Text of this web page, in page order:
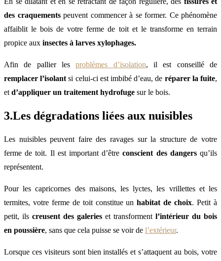
des craquementspeuvent commencer à se former. Ce phénomène
affaiblit le bois de votre ferme de toit et le transforme en terrain
propice aux insectes à larves xylophages.
Afin de pallier lesproblèmes d’isolation, il est conseillé de
remplacer l’isolantsi celui-ci est imbibé d’eau, de réparer la fuite,
etd’appliquer un traitement hydrofuge sur le bois.
3.Les dégradations liées aux nuisibles
Les nuisibles peuvent faire des ravages sur la structure de votre
ferme de toit. Il est important d’êtreconscient des dangersqu’ils
représentent.
Pour les capricornes des maisons, les lyctes, les vrillettes et les
termites, votre ferme de toit constitue unhabitat de choix. Petit à
petit, ils creusent des galeries et transforment l’intérieur du bois
en poussière, sans que cela puisse se voir de l’extérieur.
Lorsque ces visiteurs sont bien installés et s’attaquent au bois, votre